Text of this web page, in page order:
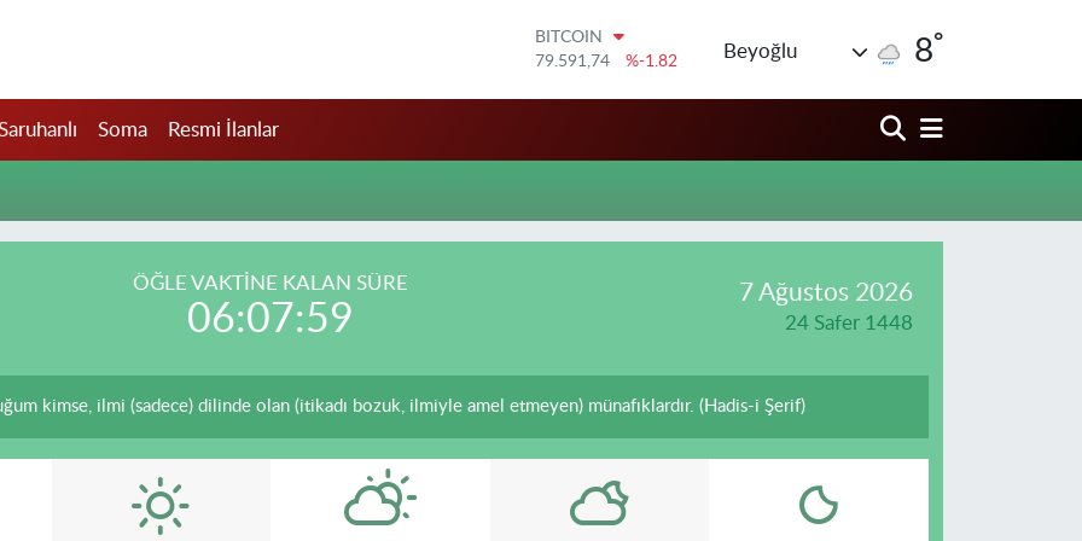
BITCOIN
79.591,74
%-1.82
53,38690
%0.19
Beyoğlu 8°
Soma Resmi İlanlar
ÖĞLE VAKTİNE KALAN SÜRE
06:07:59
7 Ağustos 2026
24 Safer 1448
kimse, ilmi (sadece) dilinde olan (itikadı bozuk, ilmiyle amel etmeyen) münafıklardır. (Hadis-i Şerif)